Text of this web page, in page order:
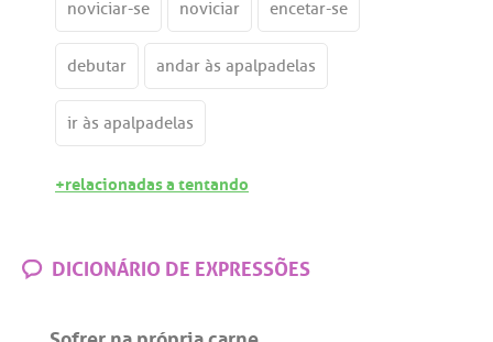
noviciar-se noviciar encetar-se
debutar andar às apalpadelas
ir às apalpadelas
+relacionadas a tentando
DICIONÁRIO DE EXPRESSÕES